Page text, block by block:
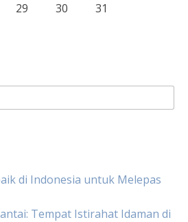
29 30 31
di Indonesia untuk Melepas
Tempat Istirahat Idaman di